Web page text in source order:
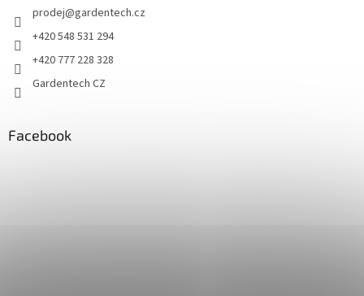
prodej@gardentech.cz
+420 548 531 294
+420 777 228 328
Gardentech CZ
Facebook